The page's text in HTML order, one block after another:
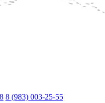
8 (983) 003-25-55